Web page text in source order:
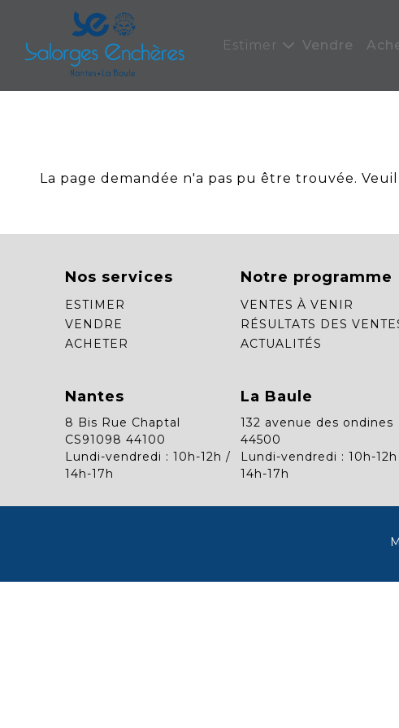
Estimer Vendre
La page demandée n'a pas pu être trouvée.
Nos services
ESTIMER
VENDRE
ACHETER
Notre programme
VENTES À VENIR
RÉSULTATS DES
ACTUALITÉS
Nantes
8 Bis Rue Chaptal
CS91098 44100
Lundi-vendredi : 10h-12h /
14h-17h
La Baule
132 avenue des ondines
44500
Lundi-vendredi : 10h-
14h-17h
Panneau de gestion des cookies